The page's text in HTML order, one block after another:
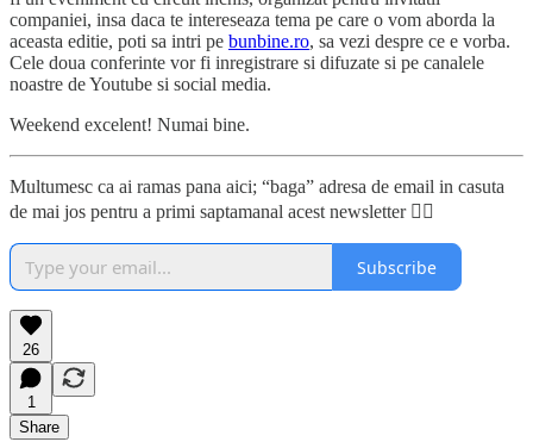
companiei, insa daca te intereseaza tema pe care o vom aborda la
aceasta editie, poti sa intri pe bunbine.ro, sa vezi despre ce e vorba.
Cele doua conferinte vor fi inregistrare si difuzate si pe canalele
noastre de Youtube si social media.
Weekend excelent! Numai bine.
Multumesc ca ai ramas pana aici; “baga” adresa de email in casuta
de mai jos pentru a primi saptamanal acest newsletter 👇🏼
Subscribe
26
1
Share